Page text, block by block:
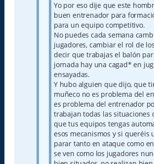
Yo por eso dije que este
buen entrenador para
para un equipo competitivo.
No puedes cada semana
jugadores, cambiar el rol de
decir que trabajas el balón
jornada hay una cagad* en
ensayadas.
Y hubo alguien que dijo, que
muñeco no es problema del
es problema del entrenador
trabajan todas las situaciones
que tus equipos tengas
esos mecanismos y si queréis
parar tanto en ataque como
se ven como los jugadores